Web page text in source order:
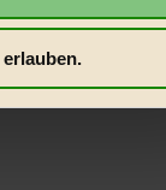
für Cookies, um
auslesen zu
um Werbung